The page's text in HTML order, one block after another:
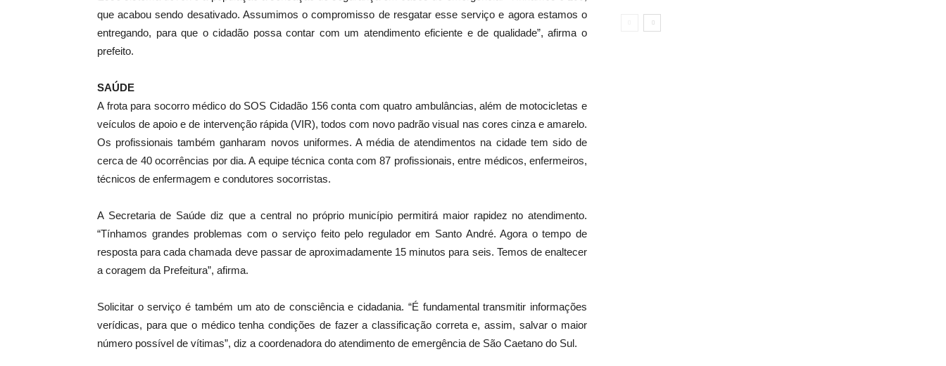
que acabou sendo desativado. Assumimos o compromisso de resgatar esse serviço e agora estamos o
entregando, para que o cidadão possa contar com um atendimento eficiente e de qualidade”, afirma o
prefeito.
SAÚDE
A frota para socorro médico do SOS Cidadão 156 conta com quatro ambulâncias, além de motocicletas e
veículos de apoio e de intervenção rápida (VIR), todos com novo padrão visual nas cores cinza e amarelo.
Os profissionais também ganharam novos uniformes. A média de atendimentos na cidade tem sido de
cerca de 40 ocorrências por dia. A equipe técnica conta com 87 profissionais, entre médicos, enfermeiros,
técnicos de enfermagem e condutores socorristas.
A Secretaria de Saúde diz que a central no próprio município permitirá maior rapidez no atendimento.
“Tínhamos grandes problemas com o serviço feito pelo regulador em Santo André. Agora o tempo de
resposta para cada chamada deve passar de aproximadamente 15 minutos para seis. Temos de enaltecer
a coragem da Prefeitura”, afirma.
Solicitar o serviço é também um ato de consciência e cidadania. “É fundamental transmitir informações
verídicas, para que o médico tenha condições de fazer a classificação correta e, assim, salvar o maior
número possível de vítimas”, diz a coordenadora do atendimento de emergência de São Caetano do Sul.